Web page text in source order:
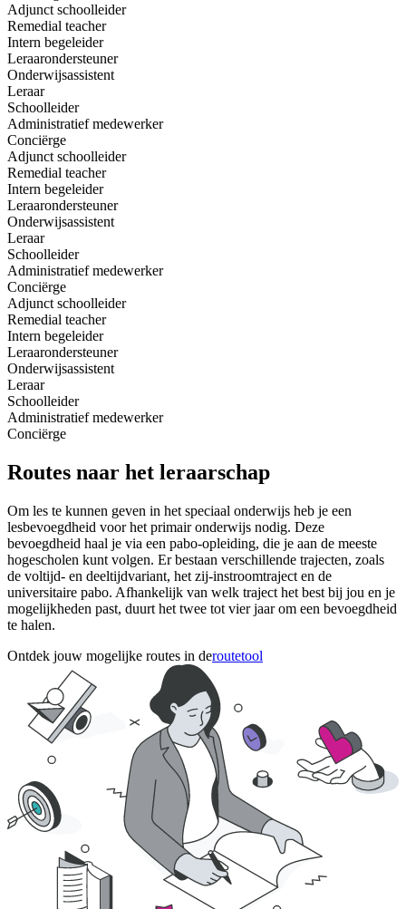
Adjunct schoolleider
Remedial teacher
Intern begeleider
Leraarondersteuner
Onderwijsassistent
Leraar
Schoolleider
Administratief medewerker
Conciërge
Adjunct schoolleider
Remedial teacher
Intern begeleider
Leraarondersteuner
Onderwijsassistent
Leraar
Schoolleider
Administratief medewerker
Conciërge
Adjunct schoolleider
Remedial teacher
Intern begeleider
Leraarondersteuner
Onderwijsassistent
Leraar
Schoolleider
Administratief medewerker
Conciërge
Routes naar het leraarschap
Om les te kunnen geven in het speciaal onderwijs heb je een
lesbevoegdheid voor het primair onderwijs nodig. Deze
bevoegdheid haal je via een pabo-opleiding, die je aan de meeste
hogescholen kunt volgen. Er bestaan verschillende trajecten, zoals
de voltijd- en deeltijdvariant, het zij-instroomtraject en de
universitaire pabo. Afhankelijk van welk traject het best bij jou en je
mogelijkheden past, duurt het twee tot vier jaar om een bevoegdheid
te halen.
Ontdek jouw mogelijke routes in deroutetool